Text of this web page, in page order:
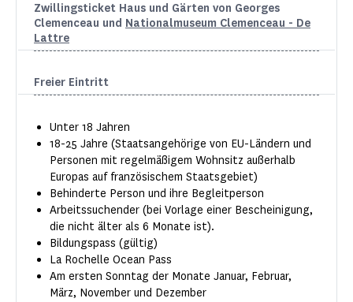
Zwillingsticket Haus und Gärten von Georges
Clemenceau und Nationalmuseum Clemenceau - De
Lattre
Freier Eintritt
Unter 18 Jahren
18-25 Jahre (Staatsangehörige von EU-Ländern und
Personen mit regelmäßigem Wohnsitz außerhalb
Europas auf französischem Staatsgebiet)
Behinderte Person und ihre Begleitperson
Arbeitssuchender (bei Vorlage einer Bescheinigung,
die nicht älter als 6 Monate ist).
Bildungspass (gültig)
La Rochelle Ocean Pass
Am ersten Sonntag der Monate Januar, Februar,
März, November und Dezember